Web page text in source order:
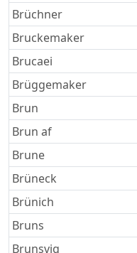
Brüchner
Bruckemaker
Brucaei
Brüggemaker
Brun
Brun af
Brune
Brüneck
Brünich
Bruns
Brunsvig